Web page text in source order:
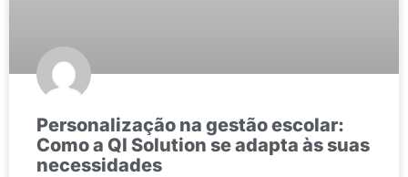
Personalização na gestão escolar:
Como a QI Solution se adapta às suas
necessidades